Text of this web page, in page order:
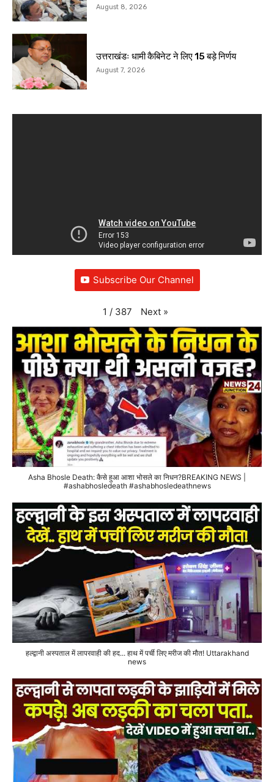
August 8, 2026
उत्तराखंडः धामी कैबिनेट ने लिए 15 बड़े निर्णय
August 7, 2026
Subscribe Our Channel
1 / 387 Next »
Asha Bhosle Death: कैसे हुआ आशा भोसले का निधन?BREAKING NEWS |
#ashabhosledeath #ashabhosledeathnews
हल्द्वानी अस्पताल में लापरवाही की हद... हाथ में पर्ची लिए मरीज की मौत! Uttarakhand
news